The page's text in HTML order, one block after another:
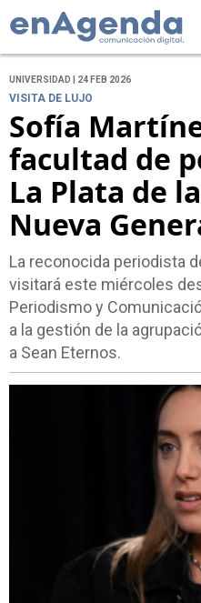
UNIVERSIDAD | 24 FEB 2026
VISITA DE LUJO
Sofía
facultad de
La Plata de
Nueva
La reconocida periodista
visitará este miércoles
Periodismo y
a la gestión de la
a Sean Eternos.